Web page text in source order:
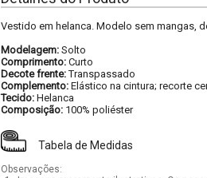
Vestido em helanca. Modelo sem mangas,
Modelagem: Solto
Comprimento: Curto
Decote frente:Transpassado
Complemento: Elástico na cintura; recorte
Tecido: Helanca
Composição: 100% poliéster
Tabela de Medidas
Observações: